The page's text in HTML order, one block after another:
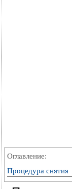
Оглавление:
Процедура снятия